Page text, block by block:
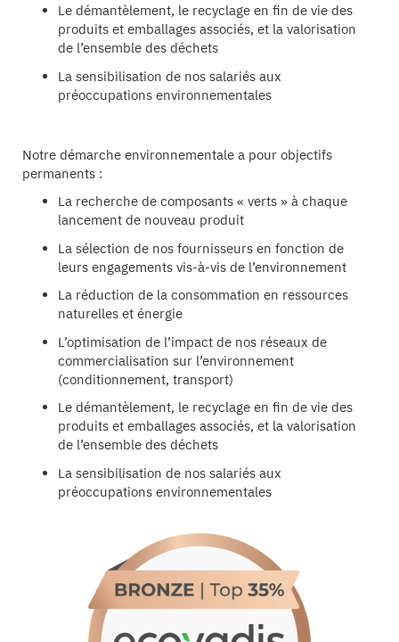
Le démantèlement, le recyclage en fin de vie des
produits et emballages associés, et la valorisation
de l’ensemble des déchets
La sensibilisation de nos salariés aux
préoccupations environnementales
Notre démarche environnementale a pour objectifs
permanents :
La recherche de composants « verts » à chaque
lancement de nouveau produit
La sélection de nos fournisseurs en fonction de
leurs engagements vis-à-vis de l’environnement
La réduction de la consommation en ressources
naturelles et énergie
L’optimisation de l’impact de nos réseaux de
commercialisation sur l’environnement
(conditionnement, transport)
Le démantèlement, le recyclage en fin de vie des
produits et emballages associés, et la valorisation
de l’ensemble des déchets
La sensibilisation de nos salariés aux
préoccupations environnementales